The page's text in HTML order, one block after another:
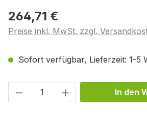
264,71 €
Preise inkl. MwSt. zzgl.
Sofort verfügbar, Lieferzeit: 1-5
Produkt Anzahl: GibIn den